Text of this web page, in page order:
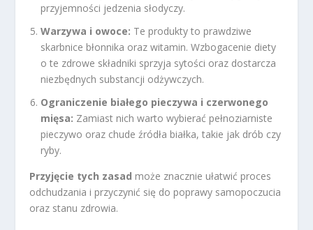
przyjemności jedzenia słodyczy.
Warzywa i owoce: Te produkty to prawdziwe
skarbnice błonnika oraz witamin. Wzbogacenie diety
o te zdrowe składniki sprzyja sytości oraz dostarcza
niezbędnych substancji odżywczych.
Ograniczenie białego pieczywa i czerwonego
mięsa: Zamiast nich warto wybierać pełnoziarniste
pieczywo oraz chude źródła białka, takie jak drób czy
ryby.
Przyjęcie tych zasad może znacznie ułatwić proces
odchudzania i przyczynić się do poprawy samopoczucia
oraz stanu zdrowia.